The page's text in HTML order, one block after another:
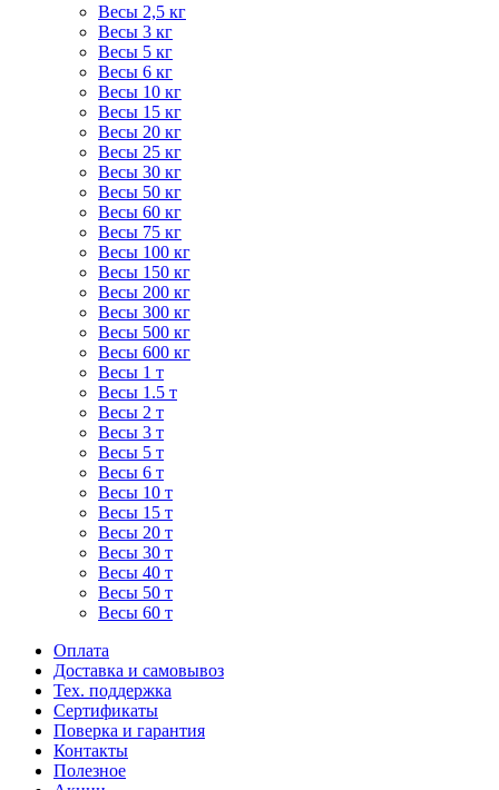
Весы 2,5 кг
Весы 3 кг
Весы 5 кг
Весы 6 кг
Весы 10 кг
Весы 15 кг
Весы 20 кг
Весы 25 кг
Весы 30 кг
Весы 50 кг
Весы 60 кг
Весы 75 кг
Весы 100 кг
Весы 150 кг
Весы 200 кг
Весы 300 кг
Весы 500 кг
Весы 600 кг
Весы 1 т
Весы 1.5 т
Весы 2 т
Весы 3 т
Весы 5 т
Весы 6 т
Весы 10 т
Весы 15 т
Весы 20 т
Весы 30 т
Весы 40 т
Весы 50 т
Весы 60 т
Оплата
Доставка и самовывоз
Тех. поддержка
Сертификаты
Поверка и гарантия
Контакты
Полезное